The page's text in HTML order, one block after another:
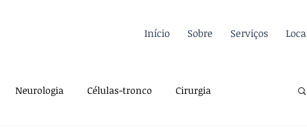
Início Sobre Serviços
Neurologia Células-tronco Cirurgia